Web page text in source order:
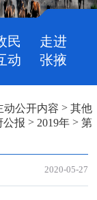
民
动
走进
张掖
动公开内容 >其他
公报 > 2019年 >第
2020-05-27